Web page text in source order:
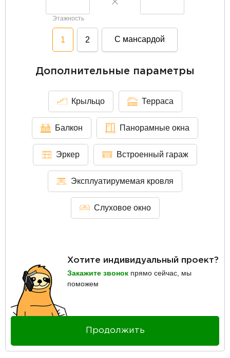
Этажность
1 2 С мансардой
Дополнительные параметры
Крыльцо Терраса
Балкон Панорамные окна
Эркер Встроенный гараж
Эксплуатирумемая кровля
Слуховое окно
Хотите индивидуальный проект?
Закажите звонок прямо сейчас, мы
поможем
Продолжить